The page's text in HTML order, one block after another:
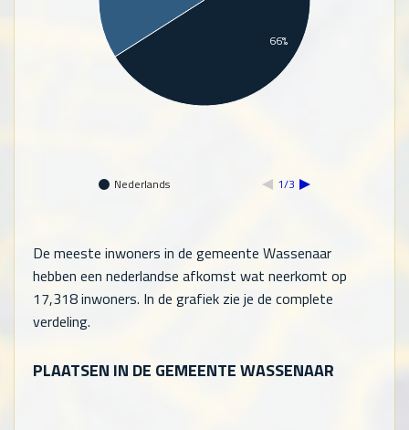
Nederlands 1/3
66%
De meeste inwoners in de gemeente Wassenaar
hebben een nederlandse afkomst wat neerkomt op
17,318inwoners. In de grafiek zie je de complete
verdeling.
PLAATSEN IN DE GEMEENTE WASSENAAR